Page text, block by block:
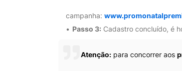
campanha:
Passo 3: Cadastro concluído, é
Atenção: para concorrer aos